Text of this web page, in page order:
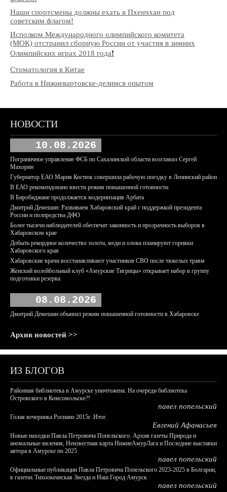
Наши спортсмены должны ехать в Пхенчхан под
советским флагом!
Исполком Международного олимпийского комитета
(МОК) отстранил сборную России от участия в зимних
Олимпийских играх 2018 года❗️
Стоматология в Китае
Работа в Нижневартовске-делимся опытом
НОВОСТИ
10.08.2026
Пограничное управление ФСБ по Сахалинской области возглавил Сергей
Махорин
Губернатор ЕАО Мария Костюк совершила рабочую поездку в Ленинский район
В ЕАО рекомендовано ввести режим повышенной готовности
В Биробиджане продолжается модернизация Арбата
Дмитрий Демешин: Развиваем Хабаровский край с поддержкой президента
России и полпредства ДФО
Более тысячи наблюдателей обеспечат законность и прозрачность выборов в
Хабаровском крае
Добыть рекордное количество золота, меди и олова планируют горняки
Хабаровского края
Хабаровские врачи восстанавливают участников СВО после тяжелых травм
Женский волейбольный клуб «Амурские Тигрицы» открывает набор в группу
подготовки резерва
08.08.2026
Дмитрий Демешин объявил режим повышенной готовности в Хабаровске
Архив новостей >>
ИЗ БЛОГОВ
Районная библиотека в Амурске уничтожена. На очереди библиотека
Островского в Комсомольске?!
павел попельский
Голая вечеринка Роснано 2015г. Итог.
Евгений Афанасьев
Новые находки Павла Петровича Попельского: Архив газеты Природа и
аномальные явления, Неизвестная карта НижнеАмурЛага и Последние выставки
автора в Амурске по 2025
павел попельский
Официальные публикации Павла Петровича Попельского 2023-2025 в Болгарии,
в газетах Тихоокеанская Звезда и Наш Город Амурск
павел попельский